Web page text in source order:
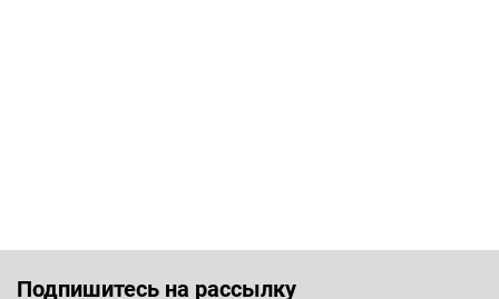
Подпишитесь на рассылку